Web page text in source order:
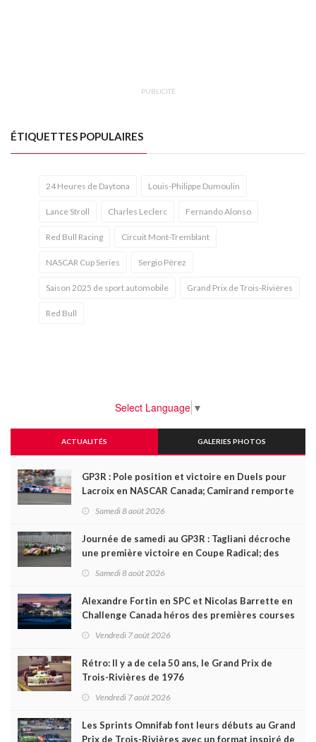
PUBLICITÉ
ÉTIQUETTES POPULAIRES
24 Heures de Daytona Louis-Philippe Dumoulin
Lance Stroll Charles Leclerc Fernando Alonso
Red Bull Racing Circuit Mont-Tremblant
NASCAR Cup Series Sergio Pérez
Saison 2025 de sport automobile Grand Prix de Trois-Rivières
Red Bull
Select Language ▼
ACTUALITÉS GALERIES PHOTOS
GP3R : Pole position et victoire en Duels pour
Lacroix en NASCAR Canada; Camirand remporte
Samedi 8 août 2026
Journée de samedi au GP3R : Tagliani décroche
une première victoire en Coupe Radical; des
Samedi 8 août 2026
Alexandre Fortin en SPC et Nicolas Barrette en
Challenge Canada héros des premières courses
Vendredi 7 août 2026
Rétro: Il y a de cela 50 ans, le Grand Prix de
Trois-Rivières de 1976
Vendredi 7 août 2026
Les Sprints Omnifab font leurs débuts au Grand
Prix de Trois-Rivières avec un format inspiré de